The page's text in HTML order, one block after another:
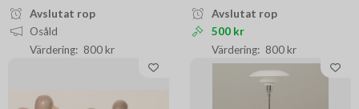
Avslutat rop
Osåld
800 kr
Avslutat rop
500 kr
800 kr